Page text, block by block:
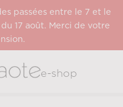
passées entre le 7 et le
17 août. Merci de votre
e-shop